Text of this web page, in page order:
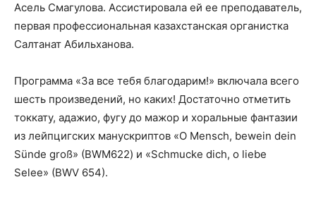
Асель Смагулова. Ассистировала ей ее преподаватель,
первая профессиональная казахстанская органистка
Салтанат Абильханова.
Программа «За все тебя благодарим!» включала всего
шесть произведений, но каких! Достаточно отметить
токкату, адажио, фугу до мажор и хоральные фантазии
из лейпцигских манускриптов «O Mensch, bewein dein
Sünde groß» (BWМ622) и «Schmucke dich, o liebe
Selee» (BWV 654).